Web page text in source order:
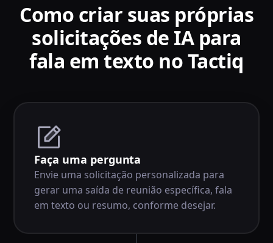
Como criar suas próprias
solicitações de IA para
fala em texto no Tactiq
Faça uma pergunta
Envie uma solicitação personalizada para
gerar uma saída de reunião específica, fala
em texto ou resumo, conforme desejar.